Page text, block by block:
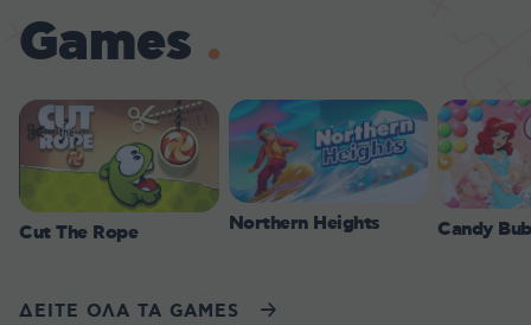
Games
Cut The Rope Northern Heights Candy
ΔΕΙΤΕ ΟΛΑ ΤΑ GAMES